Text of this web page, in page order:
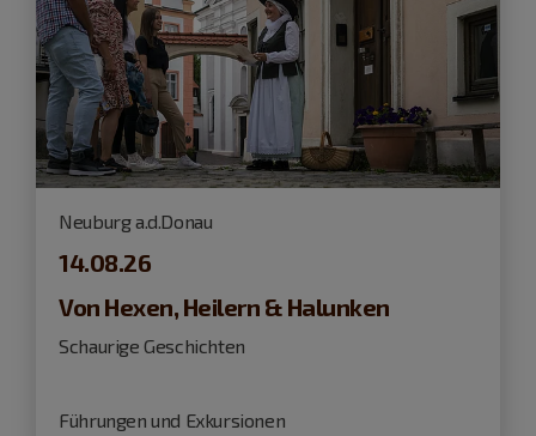
Neuburg a.d.Donau
14.08.26
Von Hexen, Heilern & Halunken
Schaurige Geschichten
Führungen und Exkursionen